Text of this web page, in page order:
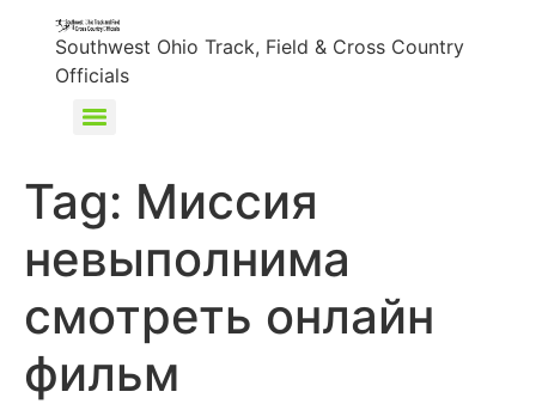
content
Southwest Ohio Track, Field & Cross Country
Officials
Tag: Миссия
невыполнима
смотреть онлайн
фильм